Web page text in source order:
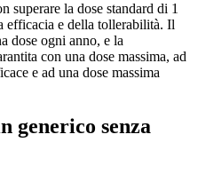
superare la dose standard di 1
efficacia e della tollerabilità. Il
dose ogni anno, e la
con una dose massima, ad
e ad una dose massima
generico senza